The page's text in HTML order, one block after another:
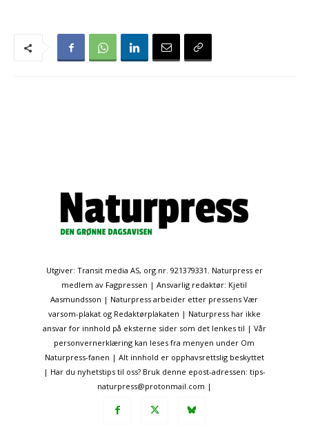
Utgiver: Transit media AS, org.nr. 921379331. Naturpress er
medlem av Fagpressen | Ansvarlig redaktør: Kjetil
Aasmundsson | Naturpress arbeider etter pressens Vær
varsom-plakat og Redaktørplakaten | Naturpress har ikke
ansvar for innhold på eksterne sider som det lenkes til | Vår
personvernerklæring kan leses fra menyen under Om
Naturpress-fanen | Alt innhold er opphavsrettslig beskyttet
| Har du nyhetstips til oss? Bruk denne epost-adressen: tips-
naturpress@protonmail.com |